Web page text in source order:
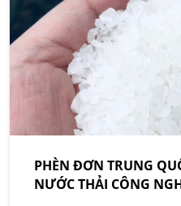
PHÈN ĐƠN TRUNG
NƯỚC THẢI CÔNG